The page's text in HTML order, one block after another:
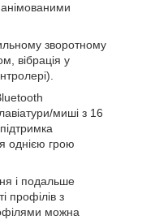
анімованими
зворотному
вібрація у
миші з 16
однією грою
і подальше
профілів з
можна